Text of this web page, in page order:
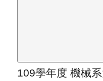
109學年度 機械